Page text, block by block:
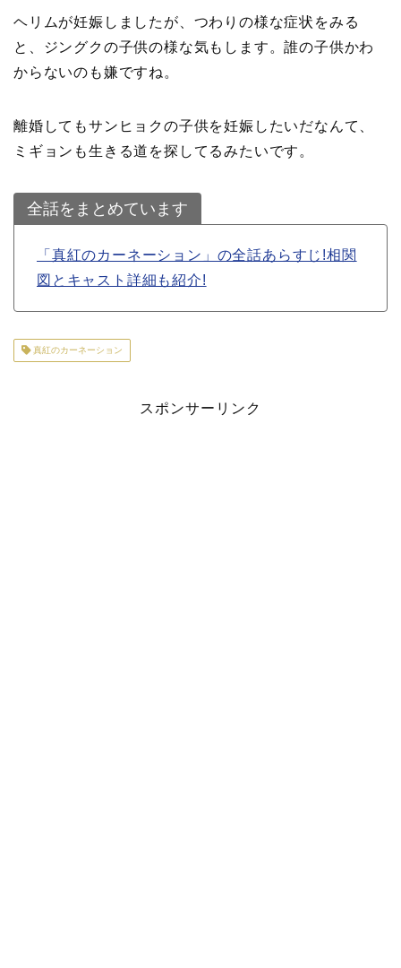
ヘリムが妊娠しましたが、つわりの様な症状をみる
と、ジングクの子供の様な気もします。誰の子供かわ
からないのも嫌ですね。
離婚してもサンヒョクの子供を妊娠したいだなんて、
ミギョンも生きる道を探してるみたいです。
全話をまとめています
「真紅のカーネーション」の全話あらすじ!相関
図とキャスト詳細も紹介!
真紅のカーネーション
スポンサーリンク